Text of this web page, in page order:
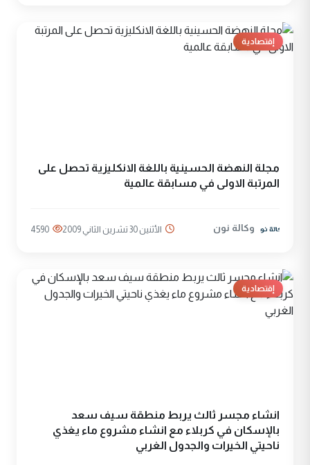
إقتصادية
مجلة النهضة الحسينية باللغة الانكليزية تحصل على
المرتبة الاولى في مسابقة عالمية
وكالة نون الأثنين 30 تشرين الثاني 2009 4590
إقتصادية
انشاء مجسر ثالث يربط منطقة سيف سعد
بالإسكان في كربلاء مع انشاء مشروع ماء يغذي
ناحيتي الخيرات والجدول الغربي